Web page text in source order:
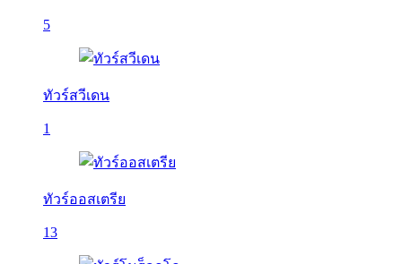
5
ทัวร์สวีเดน
1
ทัวร์ออสเตรีย
13